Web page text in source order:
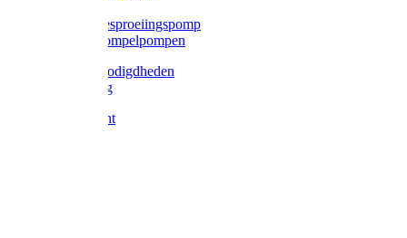
Gardena besproeiingspomp
Gardena dompelpompen
Tyleen benodigdheden
Tyleenslang
Lange bocht